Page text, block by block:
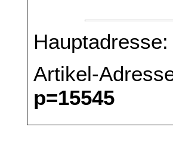
Hauptadresse:
Artikel-
p=15545